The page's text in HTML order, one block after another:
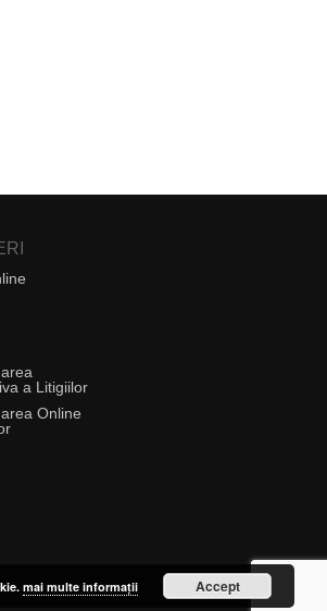
mai multe informații Accept